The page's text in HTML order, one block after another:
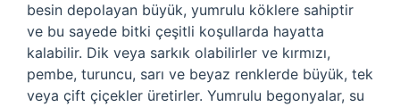
besin depolayan büyük, yumrulu köklere sahiptir
ve bu sayede bitki çeşitli koşullarda hayatta
kalabilir. Dik veya sarkık olabilirler ve kırmızı,
pembe, turuncu, sarı ve beyaz renklerde büyük, tek
veya çift çiçekler üretirler. Yumrulu begonyalar, su